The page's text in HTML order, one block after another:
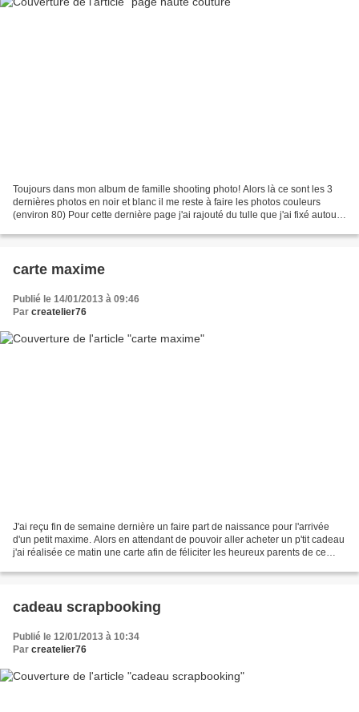
Toujours dans mon album de famille shooting photo! Alors là ce sont les 3
dernières photos en noir et blanc il me reste à faire les photos couleurs
(environ 80) Pour cette dernière page j'ai rajouté du tulle que j'ai fixé autour
carte maxime
Publié le 14/01/2013 à 09:46
Par createlier76
J'ai reçu fin de semaine dernière un faire part de naissance pour l'arrivée
d'un petit maxime. Alors en attendant de pouvoir aller acheter un p'tit cadeau
j'ai réalisée ce matin une carte afin de féliciter les heureux parents de ce
cadeau scrapbooking
Publié le 12/01/2013 à 10:34
Par createlier76